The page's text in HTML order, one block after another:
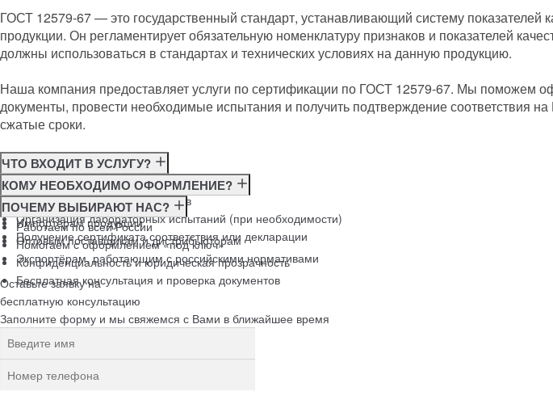
ГОСТ 12579-67 — это государственный стандарт, устанавливающий систему показателей
продукции. Он регламентирует обязательную номенклатуру признаков и показателей
должны использоваться в стандартах и технических условиях на данную продукцию.
Наша компания предоставляет услуги по сертификации по ГОСТ 12579-67. Мы поможем
документы, провести необходимые испытания и получить подтверждение соответствия
сжатые сроки.
ЧТО ВХОДИТ В УСЛУГУ?
Консультация по требованиям ГОСТ
Подготовка и подача документов
Организация лабораторных испытаний (при необходимости)
Получение сертификата соответствия или декларации
КОМУ НЕОБХОДИМО ОФОРМЛЕНИЕ?
Производителям
Импортёрам продукции
Оптовым поставщикам и дистрибьюторам
Экспортёрам, работающим с российскими нормативами
ПОЧЕМУ ВЫБИРАЮТ НАС?
Работаем по всей России
Помогаем с оформлением «под ключ»
Конфиденциальность и юридическая прозрачность
Бесплатная консультация и проверка документов
Оставьте заявку на
бесплатную консультацию
Заполните форму и мы свяжемся с Вами в ближайшее время